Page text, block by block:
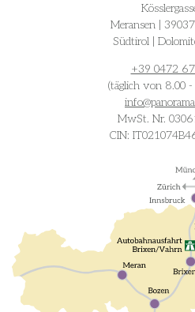
Meransen |
Südtirol |
+39 0472
(täglich von 8.00
info@
MwSt. Nr.
CIN: